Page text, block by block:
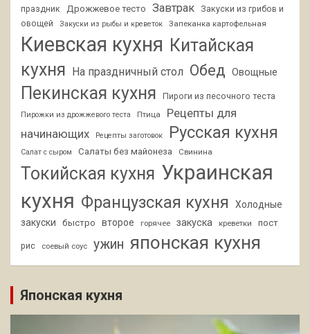
праздник
Дрожжевое тесто Завтрак
Закуски из грибов и
овощей
Закуски из рыбы и креветок Запеканка картофельная
Киевская кухня Китайская
кухня
На праздничный стол Обед Овощные
Пекинская кухня Пироги из песочного теста
Пирожки из дрожжевого теста Птица
Рецепты для
начинающих
Рецепты заготовок Русская кухня
Салат с сыром Салаты без майонеза Свинина
Токийская кухня Украинская
кухня Французская кухня
Холодные
закуски
быстро второе горячее закуска креветки пост
рис соевый соус ужин японская кухня
Японская кухня